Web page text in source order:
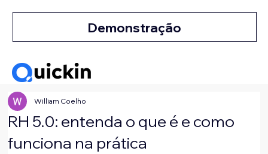
Demonstração
RH 5.0: entenda o que é e como
funciona na prática
William Coelho